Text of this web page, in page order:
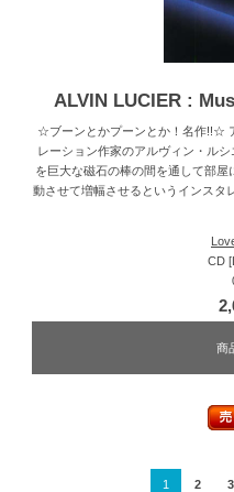
ALVIN LUCIER :
☆ブーンとかプーンとか！名作!!☆
レーション作家のアルヴィン・ル
を巨大な磁石の棒の間を通して部
動させて増幅させるというインスタ
CD
商
1 2 3